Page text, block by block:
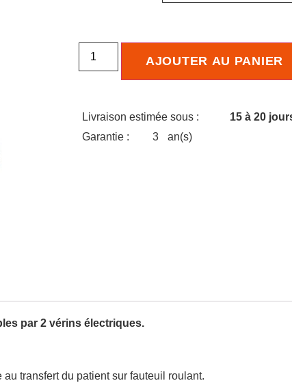
AJOUTER AU PANIER
Livraison estimée sous :
15 à 20
Garantie :
3 an(s)
par 2 vérins électriques.
transfert du patient sur fauteuil roulant.